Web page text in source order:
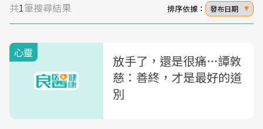
共1筆搜尋結果 排序依據： 發布日期
心靈
放手了，還是很痛…譚敦
慈：善終，才是最好的道
別